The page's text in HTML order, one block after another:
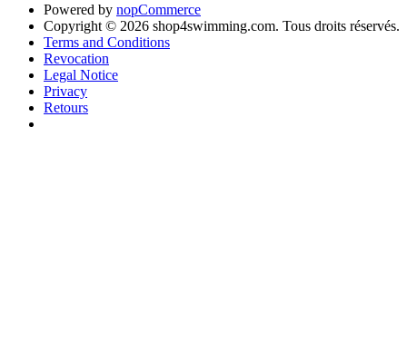
Powered by nopCommerce
Copyright © 2026 shop4swimming.com. Tous droits réservés.
Terms and Conditions
Revocation
Legal Notice
Privacy
Retours